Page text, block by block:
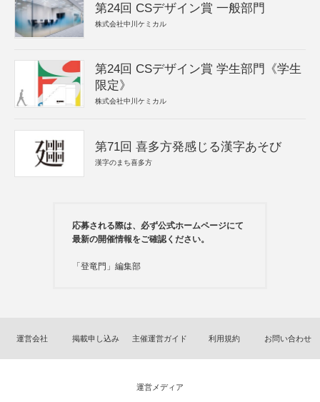
第24回 CSデザイン賞 一般部門
株式会社中川ケミカル
第24回 CSデザイン賞 学生部門《学生
限定》
株式会社中川ケミカル
第71回 喜多方発感じる漢字あそび
漢字のまち喜多方
応募される際は、必ず公式ホームページにて
最新の開催情報をご確認ください。
「登竜門」編集部
運営会社 掲載申し込み 主催運営ガイド 利用規約 お問い合わせ
運営メディア